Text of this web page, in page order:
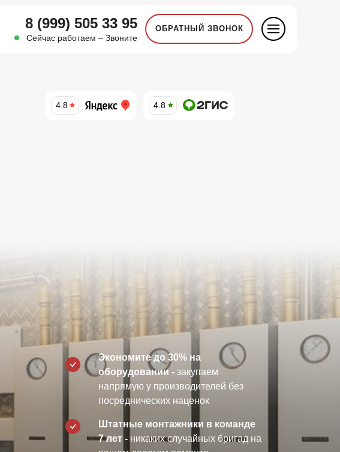
4.8 4.8
Экономите до 30% на
оборудовании - закупаем
напрямую у производителей без
посреднических наценок
Штатные монтажники в команде
7 лет - никаких случайных бригад на
ОБРАТНЫЙ ЗВОНОК
Сейчас работаем – Звоните
8 (999) 505 33 95